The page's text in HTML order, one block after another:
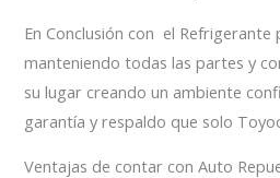
En Conclusión con el
manteniendo todas las partes y
su lugar creando un ambiente
garantía y respaldo que solo
Ventajas de contar con Auto